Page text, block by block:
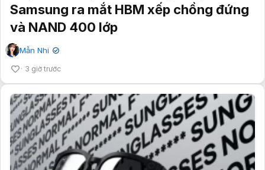
Samsung ra mắt HBM xếp chồng đứng
và NAND 400 lớp
Mẫn Nhi ✔
3 giờ trước